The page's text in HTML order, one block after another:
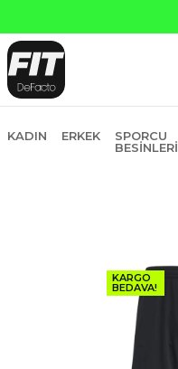
KADIN ERKEK
SPORCU
BESINLERI
KARGO
BEDAVA!